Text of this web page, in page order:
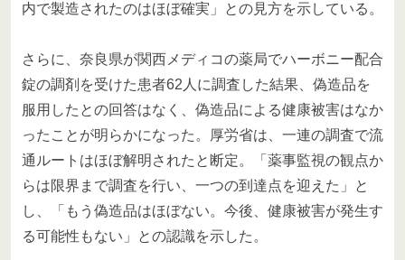
内で製造されたのはほぼ確実」との見方を示している。
さらに、奈良県が関西メディコの薬局でハーボニー配合
錠の調剤を受けた患者62人に調査した結果、偽造品を
服用したとの回答はなく、偽造品による健康被害はなか
ったことが明らかになった。厚労省は、一連の調査で流
通ルートはほぼ解明されたと断定。「薬事監視の観点か
らは限界まで調査を行い、一つの到達点を迎えた」と
し、「もう偽造品はほぼない。今後、健康被害が発生す
る可能性もない」との認識を示した。